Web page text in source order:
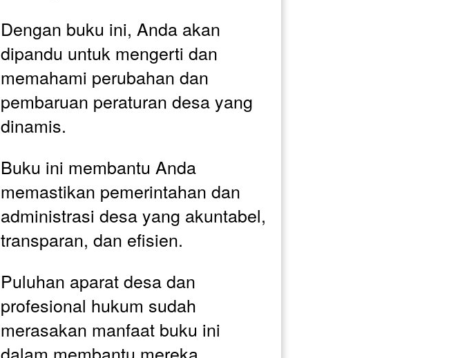
Dengan buku ini, Anda akan
dipandu untuk mengerti dan
memahami perubahan dan
pembaruan peraturan desa yang
dinamis.
Buku ini membantu Anda
memastikan pemerintahan dan
administrasi desa yang akuntabel,
transparan, dan efisien.
Puluhan aparat desa dan
profesional hukum sudah
merasakan manfaat buku ini